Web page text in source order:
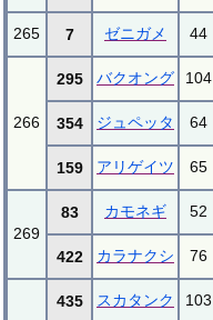
265 7 ゼニガメ 44
266
295 バクオング 104
354 ジュペッタ 64
159 アリゲイツ 65
269
83 カモネギ 52
422 カラナクシ 76
435 スカタンク 103